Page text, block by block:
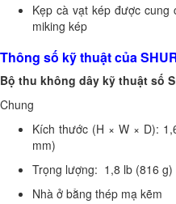
Kẹp cà vạt kép được
miking kép
Thông số kỹ thuật của
Bộ thu không dây kỹ thuật số
Chung
Kích thước (H × W × D):
mm)
Trọng lượng: 1,8 lb (816
Nhà ở bằng thép mạ kẽm